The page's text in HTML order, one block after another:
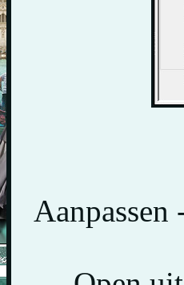
Aanpassen